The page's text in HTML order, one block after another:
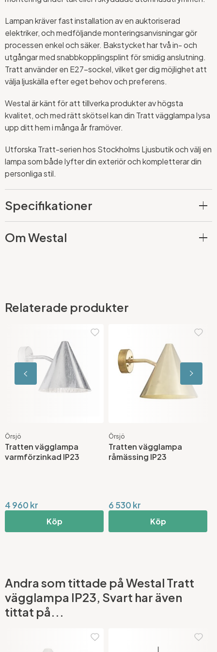
Lampan kräver fast installation av en auktoriserad
elektriker, och medföljande monteringsanvisningar gör
processen enkel och säker. Bakstycket har två in- och
utgångar med snabbkopplingsplint för smidig anslutning.
Tratt använder en E27-sockel, vilket ger dig möjlighet att
välja ljuskälla efter eget behov och preferens.
Westal är känt för att tillverka produkter av högsta
kvalitet, och med rätt skötsel kan din Tratt vägglampa lysa
upp ditt hem i många år framöver.
Utforska Tratt-serien hos Stockholms Ljusbutik och välj en
lampa som både lyfter din exteriör och kompletterar din
personliga stil.
Specifikationer
Om Westal
Relaterade produkter
Örsjö
Tratten vägglampa
varmförzinkad IP23
4 960 kr
Köp
Örsjö
Tratten vägglampa
råmässing IP23
6 530 kr
Köp
Andra som tittade på Westal Tratt
vägglampa IP23, Svart har även
tittat på...